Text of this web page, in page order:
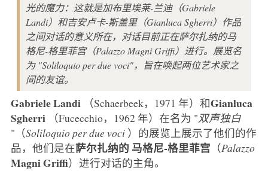
光的魔力：这就是加布里埃莱-兰迪（Gabriele
Landi）和吉安卢卡-斯盖里（Gianluca Sgherri）作品
之间对话的意义所在，对话目前正在萨尔扎纳的马
格尼-格里菲宫（Palazzo Magni Griffi）进行。展览名
为 "Soliloquio per due voci"，旨在唤起两位艺术家之
间的友谊。
Gabriele Landi （Schaerbeek，1971 年）和Gianluca
Sgherri
（Fucecchio，1962 年）在名为 "双声独白
"（Soliloquio per due voci ）的展览上展示了他们的作
品，他们是在萨尔扎纳的 马格尼-格里菲宫 （Palazzo
Magni Griffi）进行对话的主角。